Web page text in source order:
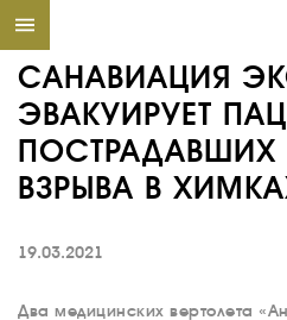
САНАВИАЦИЯ
ЭВАКУИРУЕТ
ПОСТРАДАВШИХ
ВЗРЫВА В
19.03.2021
Два медицинских вертолета